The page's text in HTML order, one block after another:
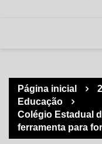
Página inicial
Educação
Colégio Estadual
ferramenta para